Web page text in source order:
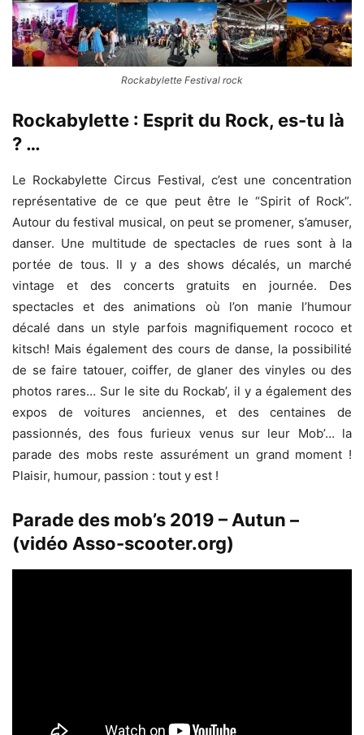
Rockabylette Festival rock
Rockabylette : Esprit du Rock, es-tu là
? …
Le Rockabylette Circus Festival, c’est une concentration
représentative de ce que peut être le “Spirit of Rock”.
Autour du festival musical, on peut se promener, s’amuser,
danser. Une multitude de spectacles de rues sont à la
portée de tous. Il y a des shows décalés, un marché
vintage et des concerts gratuits en journée. Des
spectacles et des animations où l’on manie l’humour
décalé dans un style parfois magnifiquement rococo et
kitsch! Mais également des cours de danse, la possibilité
de se faire tatouer, coiffer, de glaner des vinyles ou des
photos rares… Sur le site du Rockab’, il y a également des
expos de voitures anciennes, et des centaines de
passionnés, des fous furieux venus sur leur Mob’… la
parade des mobs reste assurément un grand moment !
Plaisir, humour, passion : tout y est !
Parade des mob’s 2019 – Autun –
(vidéo Asso-scooter.org)